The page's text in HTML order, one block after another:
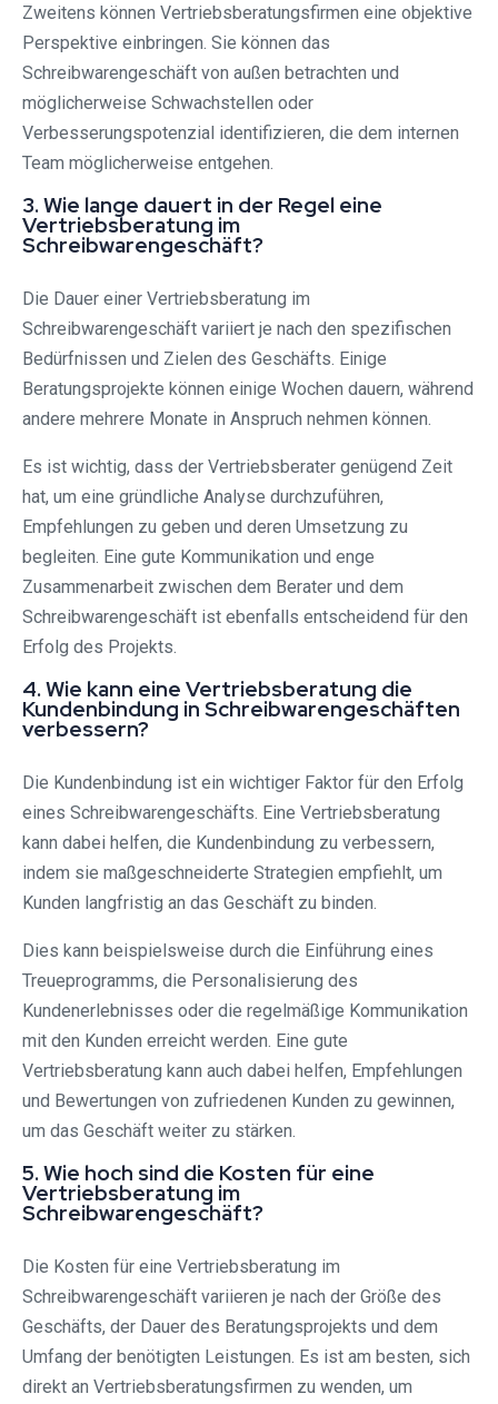
Zweitens können Vertriebsberatungsfirmen eine objektive
Perspektive einbringen. Sie können das
Schreibwarengeschäft von außen betrachten und
möglicherweise Schwachstellen oder
Verbesserungspotenzial identifizieren, die dem internen
Team möglicherweise entgehen.
3. Wie lange dauert in der Regel eine
Vertriebsberatung im
Schreibwarengeschäft?
Die Dauer einer Vertriebsberatung im
Schreibwarengeschäft variiert je nach den spezifischen
Bedürfnissen und Zielen des Geschäfts. Einige
Beratungsprojekte können einige Wochen dauern, während
andere mehrere Monate in Anspruch nehmen können.
Es ist wichtig, dass der Vertriebsberater genügend Zeit
hat, um eine gründliche Analyse durchzuführen,
Empfehlungen zu geben und deren Umsetzung zu
begleiten. Eine gute Kommunikation und enge
Zusammenarbeit zwischen dem Berater und dem
Schreibwarengeschäft ist ebenfalls entscheidend für den
Erfolg des Projekts.
4. Wie kann eine Vertriebsberatung die
Kundenbindung in Schreibwarengeschäften
verbessern?
Die Kundenbindung ist ein wichtiger Faktor für den Erfolg
eines Schreibwarengeschäfts. Eine Vertriebsberatung
kann dabei helfen, die Kundenbindung zu verbessern,
indem sie maßgeschneiderte Strategien empfiehlt, um
Kunden langfristig an das Geschäft zu binden.
Dies kann beispielsweise durch die Einführung eines
Treueprogramms, die Personalisierung des
Kundenerlebnisses oder die regelmäßige Kommunikation
mit den Kunden erreicht werden. Eine gute
Vertriebsberatung kann auch dabei helfen, Empfehlungen
und Bewertungen von zufriedenen Kunden zu gewinnen,
um das Geschäft weiter zu stärken.
5. Wie hoch sind die Kosten für eine
Vertriebsberatung im
Schreibwarengeschäft?
Die Kosten für eine Vertriebsberatung im
Schreibwarengeschäft variieren je nach der Größe des
Geschäfts, der Dauer des Beratungsprojekts und dem
Umfang der benötigten Leistungen. Es ist am besten, sich
direkt an Vertriebsberatungsfirmen zu wenden, um